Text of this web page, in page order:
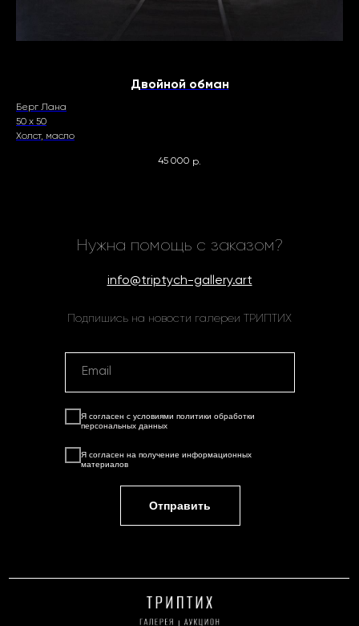
Двойной обман
Берг Лана
50 х 50
Холст, масло
45 000 р.
Нужна помощь с заказом?
info@triptych-gallery.art
Подпишись на новости галереи ТРИПТИХ
Я согласен с условиями политики обработки
персональных данных
Я согласен на получение информационных
материалов
Отправить